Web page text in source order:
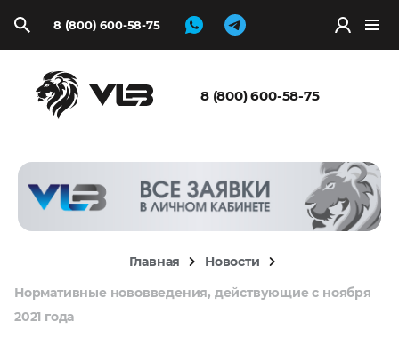
8 (800) 600-58-75
8 (800) 600-58-75
Главная
Новости
Нормативные нововведения, действующие с ноября
2021 года
Запросить
расчёт